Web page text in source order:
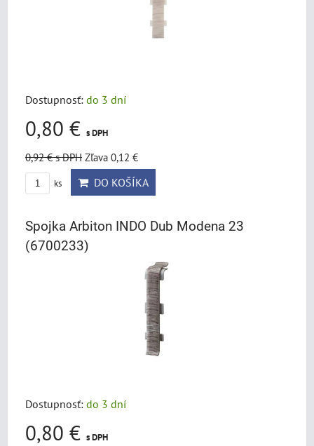
Dostupnosť: do 3 dní
0,80 € s DPH
0,92 €s DPH Zľava 0,12 €
ks DO KOŠÍKA
Spojka Arbiton INDO Dub Modena 23
(6700233)
Dostupnosť: do 3 dní
0,80 € s DPH